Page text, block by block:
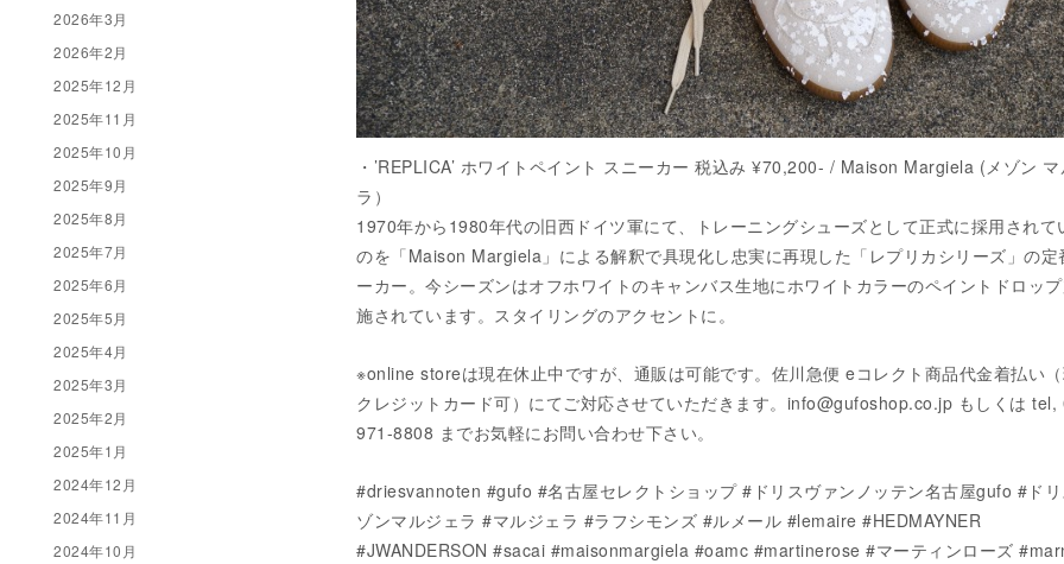
・’REPLICA’ ホワイトペイント スニーカー 税込み ¥70,200- / Maison Margiela (メゾン
ラ）
1970年から1980年代の旧西ドイツ軍にて、トレーニングシューズとして正式に採用されて
のを「Maison Margiela」による解釈で具現化し忠実に再現した「レプリカシリーズ」の定
ーカー。今シーズンはオフホワイトのキャンバス生地にホワイトカラーのペイントドロッ
施されています。スタイリングのアクセントに。
※online storeは現在休止中ですが、通販は可能です。佐川急便 eコレクト商品代金着払い
クレジットカード可）にてご対応させていただきます。info@gufoshop.co.jp もしくは tel,
971-8808 までお気軽にお問い合わせ下さい。
#driesvannoten #gufo #名古屋セレクトショップ #ドリスヴァンノッテン名古屋gufo #ド
ゾンマルジェラ #マルジェラ #ラフシモンズ #ルメール #lemaire #HEDMAYNER
#JWANDERSON #sacai #maisonmargiela #oamc #martinerose #マーティンローズ
2026年3月
2026年2月
2025年12月
2025年11月
2025年10月
2025年9月
2025年8月
2025年7月
2025年6月
2025年5月
2025年4月
2025年3月
2025年2月
2025年1月
2024年12月
2024年11月
2024年10月